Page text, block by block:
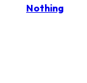
Nothing